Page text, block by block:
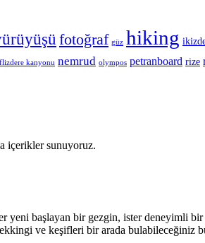
fotoğraf güz hiking
kanyonu nemrud olympos petranboard rize
içerikler sunuyoruz.
başlayan bir gezgin, ister deneyimli
ve keşifleri bir arada bulabileceğiniz